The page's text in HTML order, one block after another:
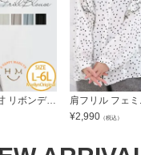
涼やか美人! 上品ほの甘 リボンデザイン ラッフルフリル 楊柳ブラウス シアー 体型カバー 着痩せ | 大きいサイズの通販ならハッピーマリリン
¥2,990 （税込）